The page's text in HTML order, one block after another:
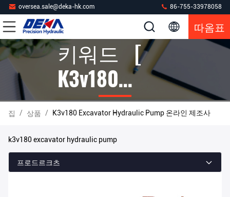
oversea.sale@deka-hk.com 86-755-33978058
따옴표
키워드 [
K3v180
Excavator
Hydraulic
Pump ] 경기
5 상품
집 / 상품 / K3v180 Excavator Hydraulic Pump 온라인 제조사
k3v180 excavator hydraulic pump
프로드르크츠